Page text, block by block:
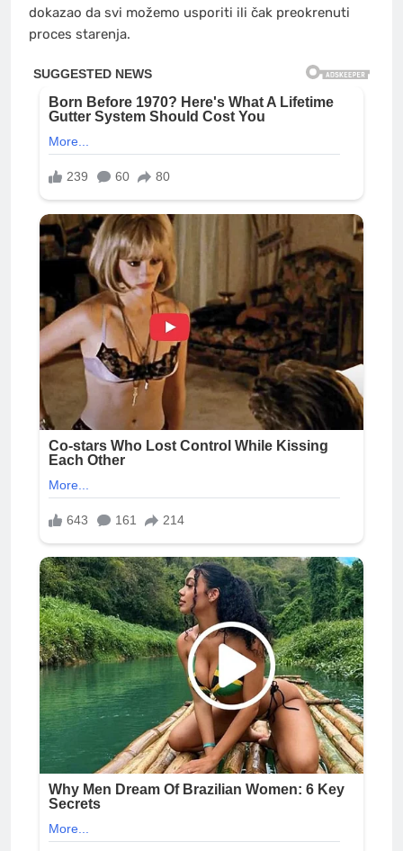
dokazao da svi možemo usporiti ili čak preokrenuti
proces starenja.